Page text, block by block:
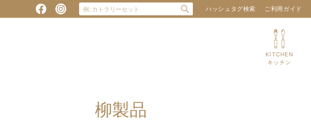
ハッシュタグ検索 ご利用ガイド
KITCHEN
キッチン
柳製品